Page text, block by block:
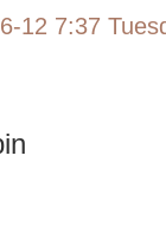
12 7:37